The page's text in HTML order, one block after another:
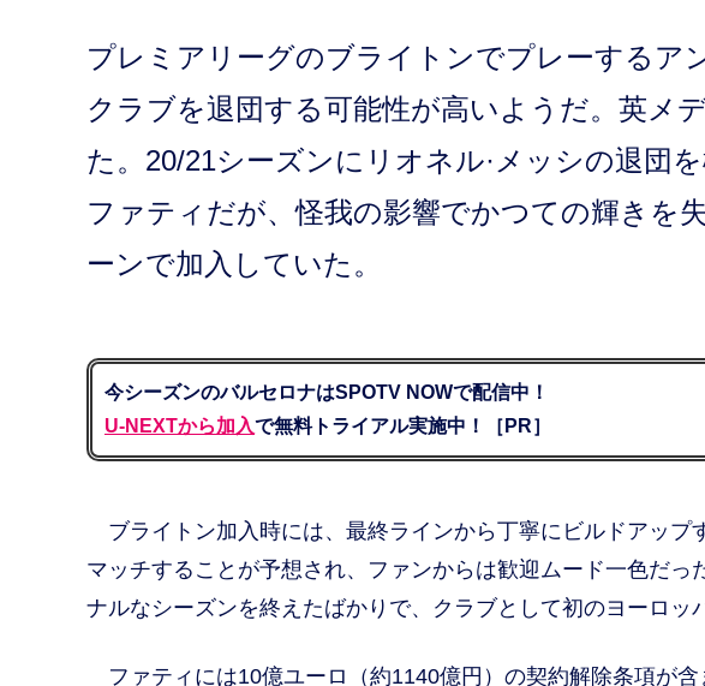
プレミアリーグのブライトンでプレーするア
クラブを退団する可能性が高いようだ。英メ
た。20/21シーズンにリオネル·メッシの退団
ファティだが、怪我の影響でかつての輝きを
ーンで加入していた。
今シーズンのバルセロナはSPOTV NOWで配信中！
U-NEXTから加入で無料トライアル実施中！［PR］
ブライトン加入時には、最終ラインから丁寧にビルドアップ
マッチすることが予想され、ファンからは歓迎ムード一色だっ
ナルなシーズンを終えたばかりで、クラブとして初のヨーロッ
ファティには10億ユーロ（約1140億円）の契約解除条項が